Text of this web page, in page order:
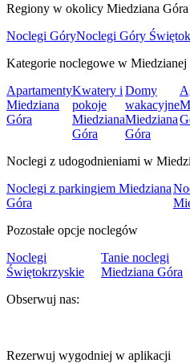
Regiony w okolicy Miedziana Góra
Noclegi GóryNoclegi Góry
Kategorie noclegowe w Miedzianej
Apartamenty
Miedziana
Góra
Kwatery i
pokoje
Miedziana
Góra
Domy
wakacyjne
Miedziana
Góra
Noclegi z udogodnieniami w
Noclegi z parkingiem Miedziana
Góra
Pozostałe opcje noclegów
Noclegi
Świętokrzyskie
Tanie noclegi
Miedziana Góra
Obserwuj nas:
Rezerwuj wygodniej w aplikacji